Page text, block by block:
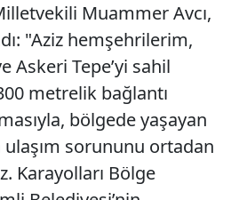
Muammer Avcı,
"Aziz hemşehrilerim,
Askeri Tepe’yi sahil
metrelik bağlantı
bölgede yaşayan
ulaşım sorununu ortadan
Karayolları Bölge